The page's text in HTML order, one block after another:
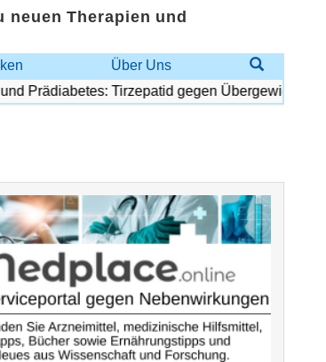
Therapien und
Über Uns
Prädiabetes: Tirzepatid gegen Übergewicht und